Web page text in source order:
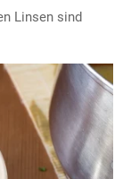
Linsen sind